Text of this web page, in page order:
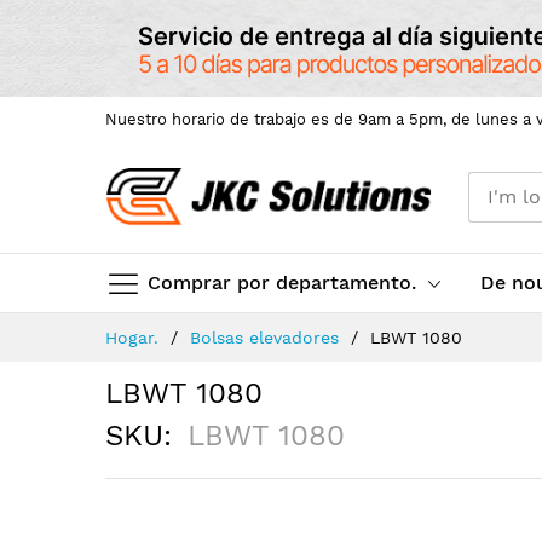
Nuestro horario de trabajo es de 9am a 5pm, de lunes a
Comprar por departamento. De
Hogar. Bolsas elevadores LBWT 1080
LBWT 1080
SKU
LBWT 1080